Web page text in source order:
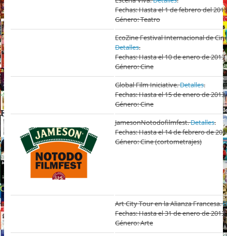
Fechas: Hasta el 1 de febrero del 2013
Género: Teatro
EcoZine Festival Internacional de
Detalles.
Fechas: Hasta el 10 de enero de 2013
Género: Cine
Global Film Iniciative.Detalles.
Fechas: Hasta el 15 de enero de 2013
Género: Cine
JamesonNotodofilmfest.Detalles.
Fechas: Hasta el 14 de febrero de
Género: Cine (cortometrajes)
Art City Tour en la Alianza Francesa.
Fechas: Hasta el 31 de enero de 2013
Género: Arte